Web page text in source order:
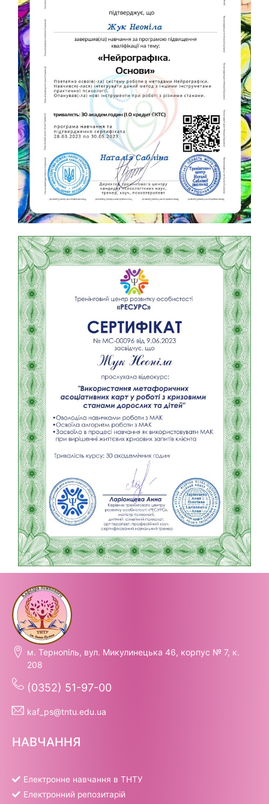
м. Тернопіль, вул. Микулинецька 46, корпус № 7, к.
208
(0352) 51-97-00
kaf_ps@tntu.edu.ua
НАВЧАННЯ
Електронне навчання в ТНТУ
Електронний репозитарій